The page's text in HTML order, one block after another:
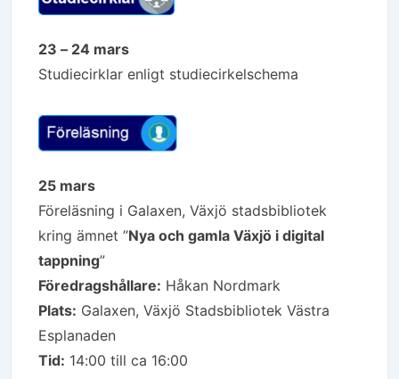
23 – 24 mars
Studiecirklar enligt studiecirkelschema
25 mars
Föreläsning i Galaxen, Växjö stadsbibliotek
kring ämnet ”Nya och gamla Växjö i digital
tappning”
Föredragshållare: Håkan Nordmark
Plats: Galaxen, Växjö Stadsbibliotek Västra
Esplanaden
Tid: 14:00 till ca 16:00